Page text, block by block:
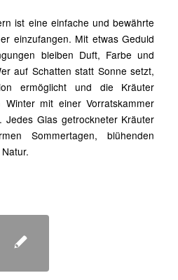
ist eine einfache und bewährte
einzufangen. Mit etwas Geduld
bleiben Duft, Farbe und
auf Schatten statt Sonne setzt,
ermöglicht und die Kräuter
mit einer Vorratskammer
Jedes Glas getrockneter Kräuter
Sommertagen, blühenden